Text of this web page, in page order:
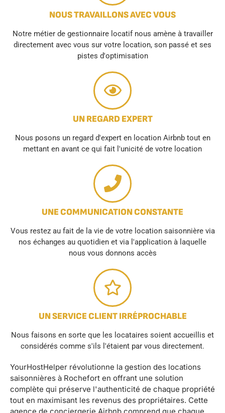
NOUS TRAVAILLONS AVEC VOUS
Notre métier de gestionnaire locatif nous amène à travailler
directement avec vous sur votre location, son passé et ses
pistes d'optimisation
UN REGARD EXPERT
Nous posons un regard d'expert en location Airbnb tout en
mettant en avant ce qui fait l'unicité de votre location
UNE COMMUNICATION CONSTANTE
Vous restez au fait de la vie de votre location saisonnière via
nos échanges au quotidien et via l'application à laquelle
nous vous donnons accès
UN SERVICE CLIENT IRRÉPROCHABLE
Nous faisons en sorte que les locataires soient accueillis et
considérés comme s'ils l'étaient par vous directement.
YourHostHelper révolutionne la gestion des locations
saisonnières à Rochefort en offrant une solution
complète qui préserve l'authenticité de chaque propriété
tout en maximisant les revenus des propriétaires. Cette